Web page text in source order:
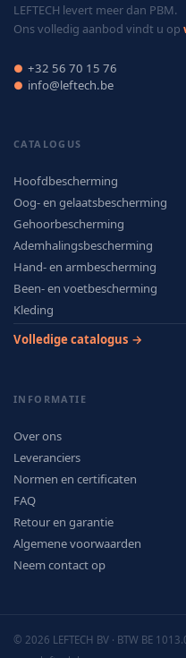
LEFTECH levert meer dan PBM.
Ons volledig aanbod vindt u op
● +32 56 70 15 76
● info@leftech.be
CATALOGUS
Hoofdbescherming
Oog- en gelaatsbescherming
Gehoorbescherming
Ademhalingsbescherming
Hand- en armbescherming
Been- en voetbescherming
Kleding
Volledige catalogus →
INFORMATIE
Over ons
Leveranciers
Normen en certificaten
FAQ
Retour en garantie
Algemene voorwaarden
Neem contact op
© 2026 LEFTECH BV · BTW BE